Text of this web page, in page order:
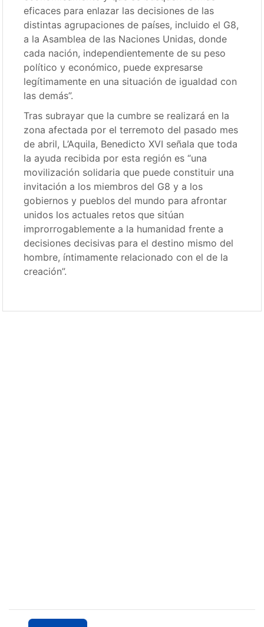
eficaces para enlazar las decisiones de las
distintas agrupaciones de países, incluido el G8,
a la Asamblea de las Naciones Unidas, donde
cada nación, independientemente de su peso
político y económico, puede expresarse
legítimamente en una situación de igualdad con
las demás”.
Tras subrayar que la cumbre se realizará en la
zona afectada por el terremoto del pasado mes
de abril, L’Aquila, Benedicto XVI señala que toda
la ayuda recibida por esta región es “una
movilización solidaria que puede constituir una
invitación a los miembros del G8 y a los
gobiernos y pueblos del mundo para afrontar
unidos los actuales retos que sitúan
improrrogablemente a la humanidad frente a
decisiones decisivas para el destino mismo del
hombre, íntimamente relacionado con el de la
creación”.